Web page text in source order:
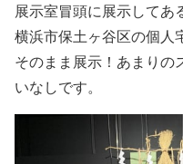
展示室冒頭に展示してあ
横浜市保土ヶ谷区の個人
そのまま展示！あまりの
いなしです。